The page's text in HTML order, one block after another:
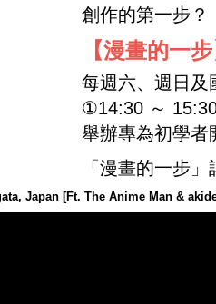
創作的第一步？
【漫畫的一
每週六、週日及
①14:30 ～
舉辦專為初學者
「漫畫的一步
Japan [Ft. The Anime Man &